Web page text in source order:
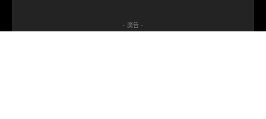
- 廣告 -